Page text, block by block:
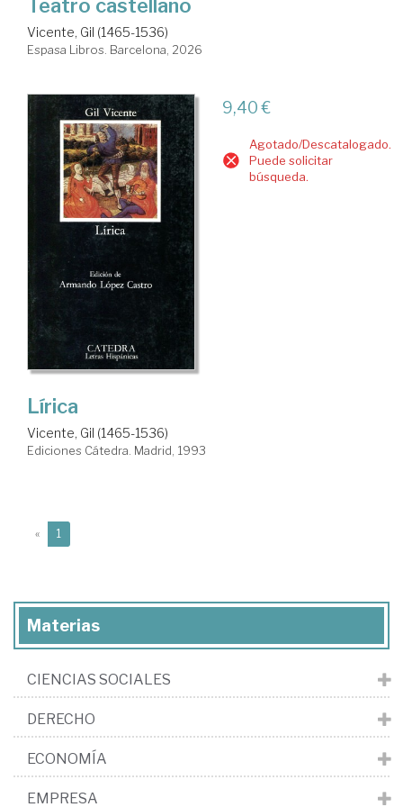
Teatro castellano
Vicente, Gil (1465-1536)
Espasa Libros. Barcelona, 2026
9,40 €
Agotado/Descatalogado.
Puede solicitar
búsqueda.
Lírica
Vicente, Gil (1465-1536)
Ediciones Cátedra. Madrid, 1993
« 1
Materias
CIENCIAS SOCIALES
DERECHO
ECONOMÍA
EMPRESA